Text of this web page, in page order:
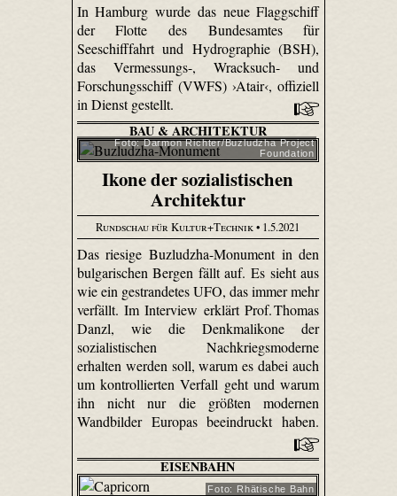
In Hamburg wurde das neue Flaggschiff
der Flotte des Bundesamtes für
Seeschifffahrt und Hydrographie (BSH),
das Vermessungs-, Wracksuch- und
Forschungsschiff (VWFS) ›Atair‹, offiziell
in Dienst gestellt.
BAU & ARCHITEKTUR
Foto: Darmon Richter/Buzludzha Project
Foundation
Ikone der sozialistischen
Architektur
Rundschau für Kultur+Technik• 1.5.2021
Das riesige Buzludzha-Monument in den
bulgarischen Bergen fällt auf. Es sieht aus
wie ein gestrandetes UFO, das immer mehr
verfällt. Im Interview erklärt Prof. Thomas
Danzl, wie die Denkmalikone der
sozialistischen Nachkriegsmoderne
erhalten werden soll, warum es dabei auch
um kontrollierten Verfall geht und warum
ihn nicht nur die größten modernen
Wandbilder Europas beeindruckt haben.
EISENBAHN
Foto: Rhätische Bahn